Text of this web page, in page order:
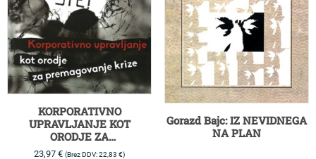
KORPORATIVNO
UPRAVLJANJE KOT
ORODJE ZA
PREMAGOVANJE KRIZE
23,97€ (Brez DDV:22,83€)
Gorazd Bajc: IZ NEVIDNEGA
NA PLAN